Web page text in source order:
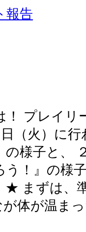
報告
！ プレイリ
（火）に
の様子と、
う！』の様
まずは、
体が温ま